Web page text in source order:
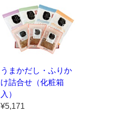
うまかだし・ふりか
け詰合せ（化粧箱
入）
¥5,171